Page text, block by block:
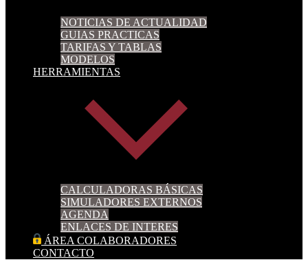
NOTICIAS DE ACTUALIDAD
GUIAS PRACTICAS
TARIFAS Y TABLAS
MODELOS
HERRAMIENTAS
CALCULADORAS BÁSICAS
SIMULADORES EXTERNOS
AGENDA
ENLACES DE INTERES
ÁREA COLABORADORES
CONTACTO